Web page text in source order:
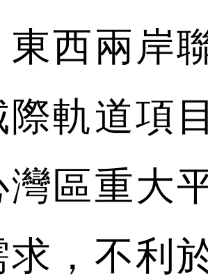
東西兩岸
際軌道項
灣區重大
求，不利